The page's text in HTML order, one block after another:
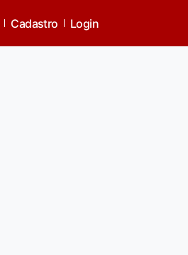
Cadastro Login